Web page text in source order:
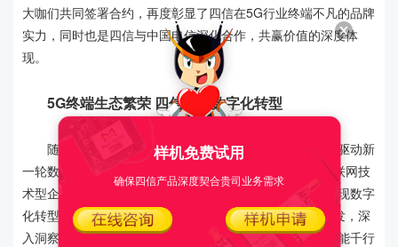
大咖们共同签署合约，再度彰显了四信在5G行业终端不凡的品牌
实力，同时也是四信与中国电信深化合作，共赢价值的深度体
现。
5G终端生态繁荣 四信助力数字化转型
随着5G、云计算、物联网、人工智能等深入发展，将驱动新
一轮数字产品升级换代，作为致力于让万物更加智慧的物联网技
术型企业，四信近两年不断扩大5G终端阵容，促进企业实现数字
化转型升级，加速无线组网和行业应用终端等产品升级研发，深
入洞察行业用户需求，打造垂直行业应用平台，提升5G赋能千行
样机免费试用
确保四信产品深度契合贵司业务需求